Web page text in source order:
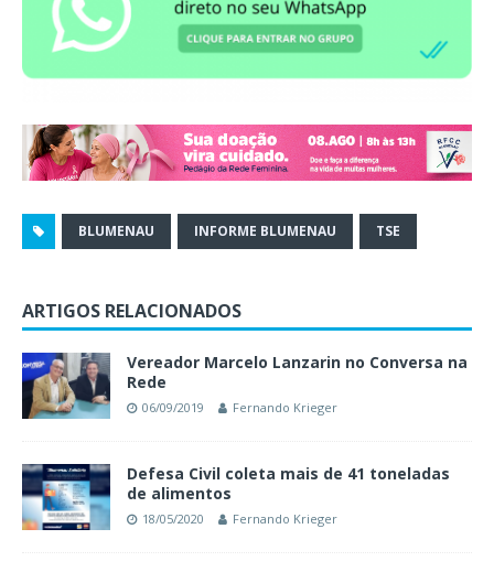
BLUMENAU INFORME BLUMENAU TSE
ARTIGOS RELACIONADOS
Vereador Marcelo Lanzarin no Conversa na
Rede
06/09/2019 Fernando Krieger
Defesa Civil coleta mais de 41 toneladas
de alimentos
18/05/2020 Fernando Krieger